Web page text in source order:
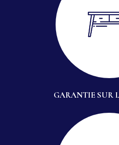
GARANTIE SUR